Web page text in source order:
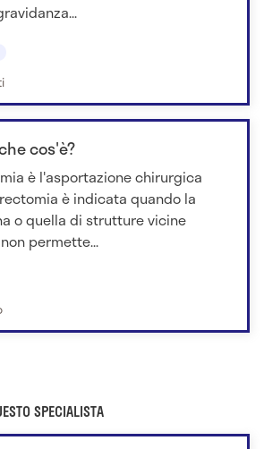
cos'è?
è l'asportazione chirurgica
è indicata quando la
o quella di strutture vicine
permette...
SPECIALISTA